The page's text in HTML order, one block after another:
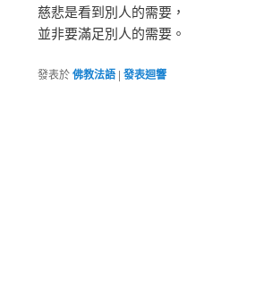
慈悲是看到別人的需要，
並非要滿足別人的需要。
發表於佛教法語 | 發表迴響